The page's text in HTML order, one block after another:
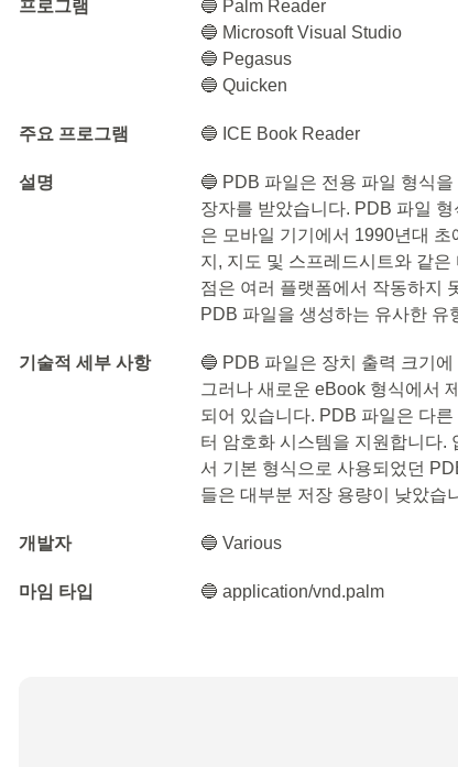
프로그램
🔵 Palm Reader
🔵 Microsoft Visual Studio
🔵 Pegasus
🔵 Quicken
주요 프로그램 🔵 ICE Book Reader
설명
🔵 PDB 파일은 전용 파일 형식
장자를 받았습니다. PDB 파일
은 모바일 기기에서 1990년대 초
지, 지도 및 스프레드시트와 같
점은 여러 플랫폼에서 작동하지
PDB 파일을 생성하는 유사한
기술적 세부 사항
🔵 PDB 파일은 장치 출력 크기
그러나 새로운 eBook 형식에서
되어 있습니다. PDB 파일은 다
터 암호화 시스템을 지원합니다.
서 기본 형식으로 사용되었던
들은 대부분 저장 용량이 낮았습
개발자 🔵 Various
마임 타입 🔵 application/vnd.palm